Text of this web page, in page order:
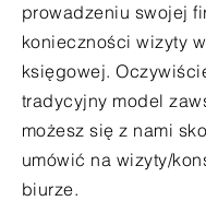
prowadzeniu swojej
konieczności wizyty
księgowej.
tradycyjny model
możeszsię z nami
umówić na wizyty/
biurze.